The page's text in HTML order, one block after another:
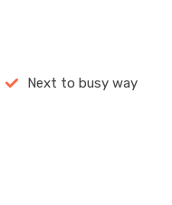
Next to busy way